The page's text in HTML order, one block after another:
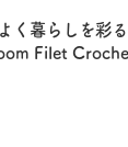
く暮らしを彩
Filet